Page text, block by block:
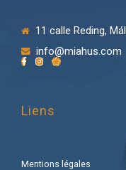
11 calle Reding,
info@miahus.com
Liens
Mentions légales